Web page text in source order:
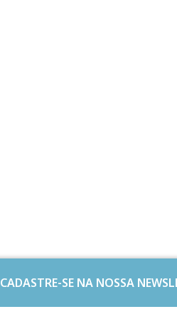
CADASTRE-SE NA NOSSA